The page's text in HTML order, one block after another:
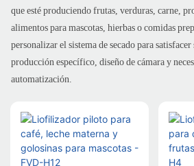
que esté produciendo frutas, verduras, carne,
alimentos para mascotas, hierbas o comidas
personalizar el sistema de secado para
producción específico, diseño de cámara y
automatización.